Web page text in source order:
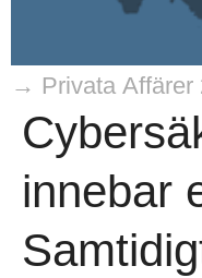
→ Privata Affärer
innebar